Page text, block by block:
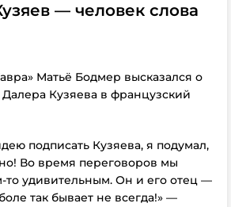
— человек слова
Матьё Бодмер высказался о
Далера Кузяева в французский
подписать Кузяева, я подумал,
Во время переговоров мы
то удивительным. Он и его отец —
так бывает не всегда!» —